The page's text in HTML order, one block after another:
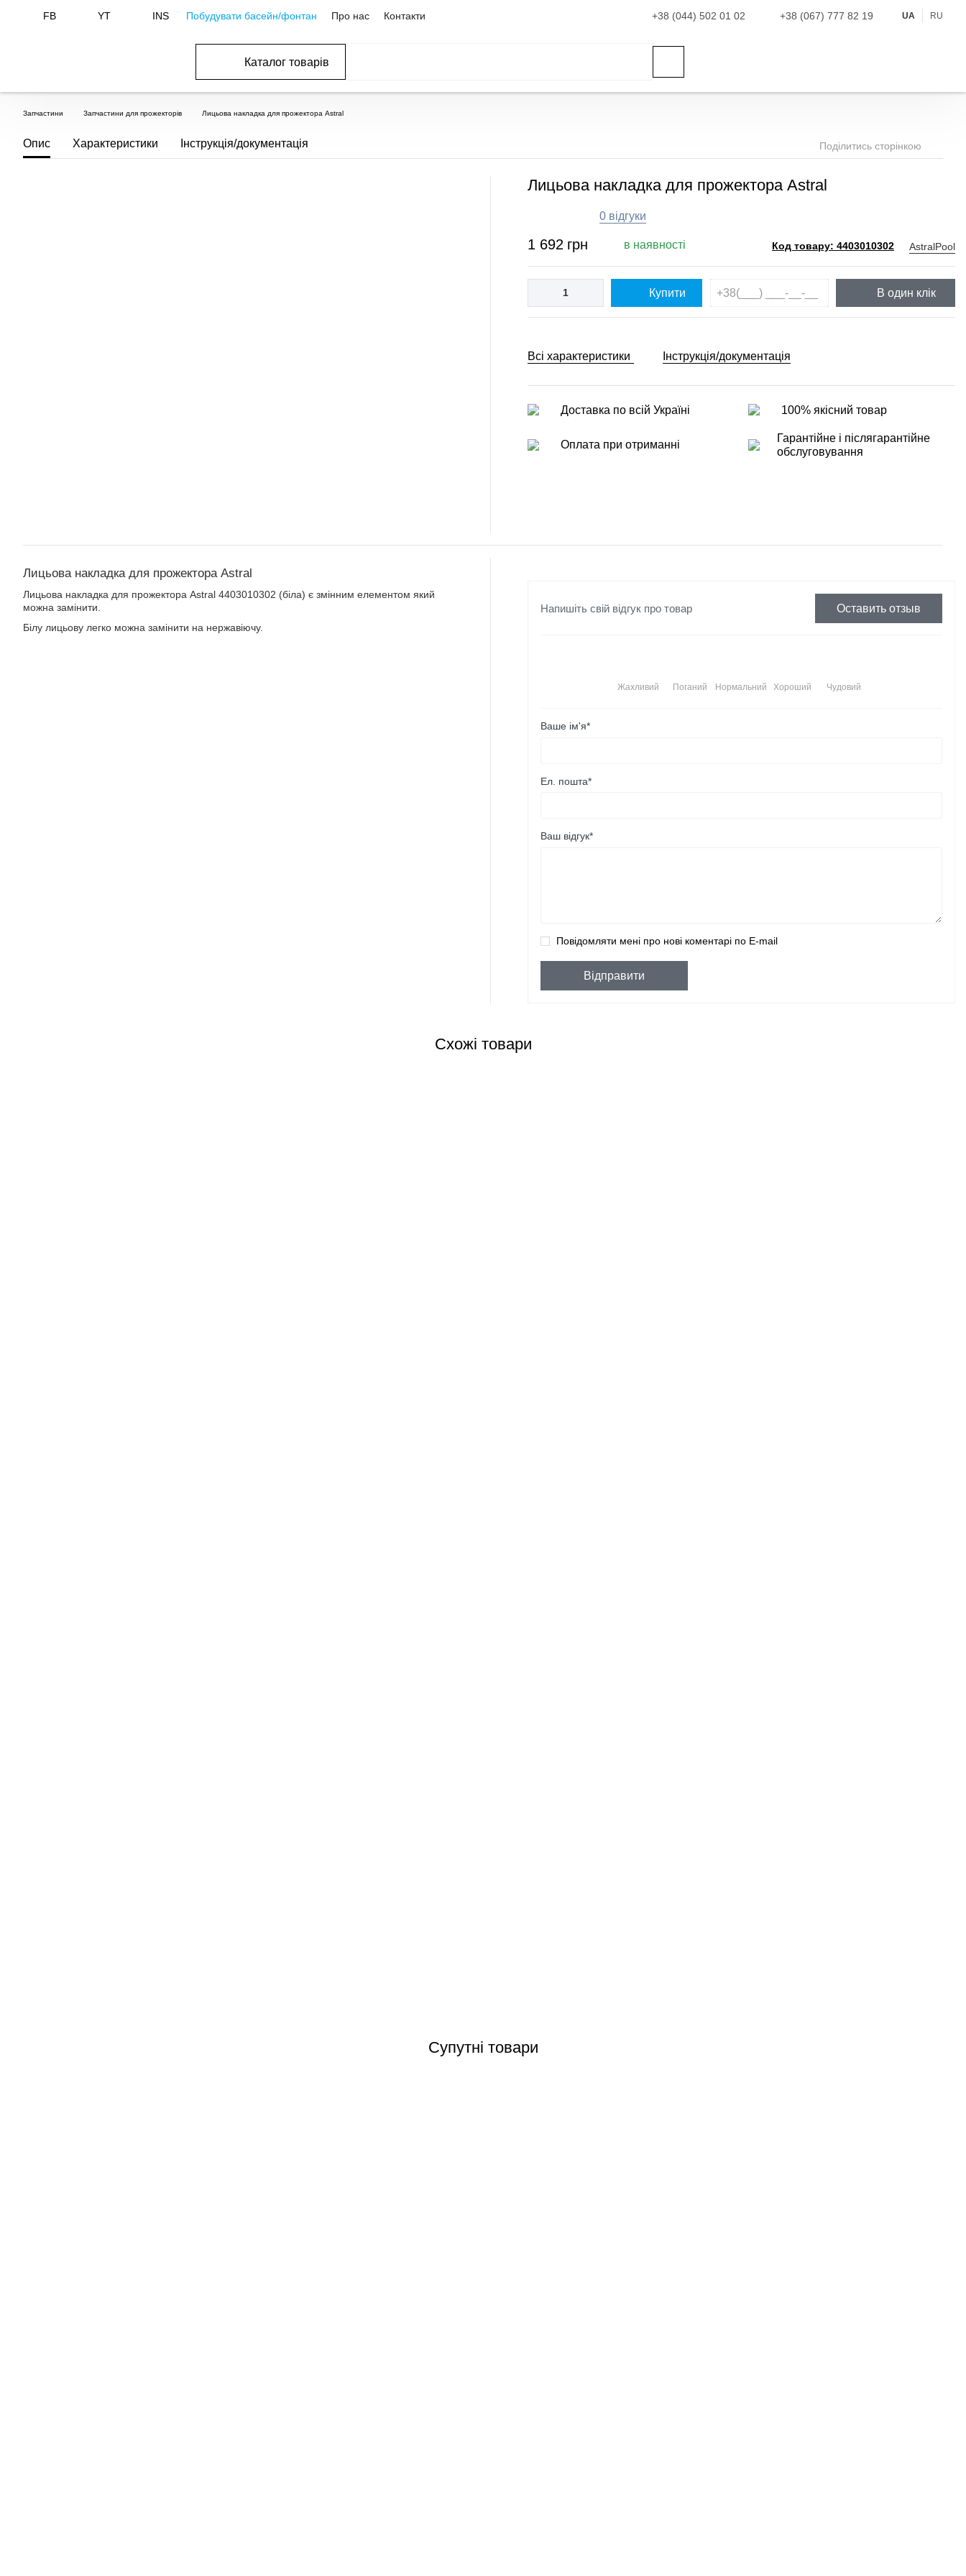
FB YT INS Побудувати басейн/фонтан Про нас Контакти +38 (044) 502 01 02 +38 (067) 777 82 19 UA RU
Каталог товарів
Запчастини Запчастини для прожекторів Лицьова накладка для прожектора Astral
Опис Характеристики Інструкція/документація Поділитись сторінкою
Лицьова накладка для прожектора Astral
0 відгуки
1 692 грн в наявності Код товару: 4403010302 AstralPool
Купити В один клік
Всі характеристики Інструкція/документація
Доставка по всій Україні 100% якісний товар
Оплата при отриманні
Гарантійне і післягарантійне
обслуговування
Лицьова накладка для прожектора Astral
Лицьова накладка для прожектора Astral 4403010302 (біла) є змінним елементом який
можна замінити.
Білу лицьову легко можна замінити на нержавіючу.
Напишіть свій відгук про товар Оставить отзыв
Чудовий
Хороший
Нормальний
Поганий
Жахливий
Ваше ім'я*
Ел. пошта*
Ваш відгук*
Повідомляти мені про нові коментарі по E-mail
Відправити
Схожі товари
Супутні товари